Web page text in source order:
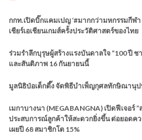
กกท.เปิดบิ๊กแคมเปญ ‘#มากกว่ามหกรรมกีฬา
เชียร์เอเชียนเกมส์ครั้งประวัติศาสตร์ของไทย
ร่วมรำลึกบุรุษผู้สร้างแรงบันดาลใจ “100 ปี
และสันติภาพ 16 กันยายนนี้
มูลนิธิป่อเต็กตึ๊ง จัดพิธีบำเพ็ญกุศลทักษิณานุป
เมกาบางนา (MEGABANGNA) เปิดฟีเจอร์
ประสบการณ์ลูกค้าให้สะดวกยิ่งขึ้น ต่อยอดคว
เผยปี 68 สมาชิกโต 15%